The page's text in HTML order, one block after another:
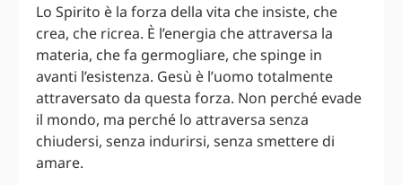
Lo Spirito è la forza della vita che insiste, che
crea, che ricrea. È l’energia che attraversa la
materia, che fa germogliare, che spinge in
avanti l’esistenza. Gesù è l’uomo totalmente
attraversato da questa forza. Non perché evade
il mondo, ma perché lo attraversa senza
chiudersi, senza indurirsi, senza smettere di
amare.